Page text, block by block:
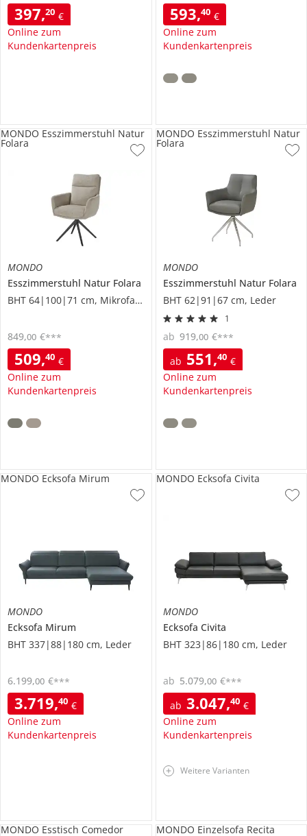
397,20 €
Online zum
Kundenkartenpreis
593,40 €
Online zum
Kundenkartenpreis
MONDO
Esszimmerstuhl Natur Folara
BHT 64|100|71 cm, Mikrofaser
509,40 €
Online zum
Kundenkartenpreis
849,00 €***
MONDO Esszimmerstuhl Natur
Folara
MONDO
Esszimmerstuhl Natur Folara
BHT 62|91|67 cm, Leder
1
ab 551,40 €
Online zum
Kundenkartenpreis
ab 919,00 €***
MONDO Esszimmerstuhl Natur
Folara
MONDO
Ecksofa Mirum
BHT 337|88|180 cm, Leder
3.719,40 €
Online zum
Kundenkartenpreis
6.199,00 €***
MONDO Ecksofa Mirum
MONDO
Ecksofa Civita
BHT 323|86|180 cm, Leder
ab 3.047,40 €
Online zum
Kundenkartenpreis
ab 5.079,00 €***
MONDO Ecksofa Civita
Weitere Varianten
MONDO Esstisch Comedor MONDO Einzelsofa Recita